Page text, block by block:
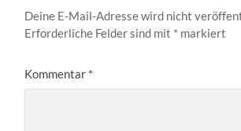
Deine E-Mail-Adresse wird nicht
Erforderliche Felder sind mit * markiert
Kommentar *